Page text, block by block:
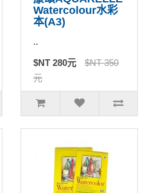
Watercolour水彩
本(A3)
..
$NT 280元
$NT 350
元